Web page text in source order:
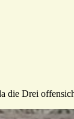
die Drei